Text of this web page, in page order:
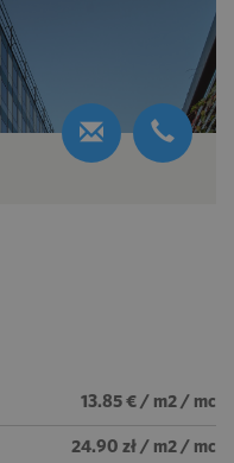
13.85 € / m2 / mc
24.90 zł / m2 / mc